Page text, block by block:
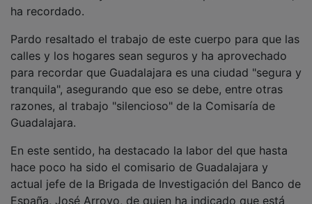
Pardo resaltado el trabajo de este cuerpo para que las
calles y los hogares sean seguros y ha aprovechado
para recordar que Guadalajara es una ciudad "segura y
tranquila", asegurando que eso se debe, entre otras
razones, al trabajo "silencioso" de la Comisaría de
Guadalajara.
En este sentido, ha destacado la labor del que hasta
hace poco ha sido el comisario de Guadalajara y
actual jefe de la Brigada de Investigación del Banco de
España, José Arroyo, de quien ha indicado que está
llamado a tener "una responsabilidad importante", a la